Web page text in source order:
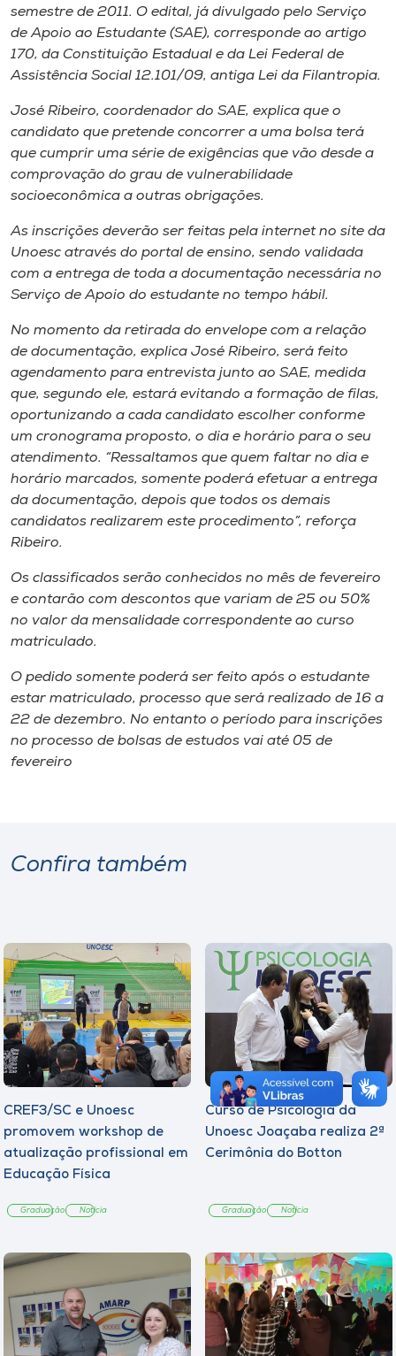
Biblioteca
Editora
Rádio
Museu
Unoesc
Store
Selecione
o idioma
A+
semestre de 2011. O edital, já divulgado pelo Serviço
de Apoio ao Estudante (SAE), corresponde ao artigo
170, da Constituição Estadual e da Lei Federal de
Assistência Social 12.101/09, antiga Lei da Filantropia.
José Ribeiro, coordenador do SAE, explica que o
candidato que pretende concorrer a uma bolsa terá
que cumprir uma série de exigências que vão desde a
comprovação do grau de vulnerabilidade
socioeconômica a outras obrigações.
As inscrições deverão ser feitas pela internet no site da
Unoesc através do portal de ensino, sendo validada
com a entrega de toda a documentação necessária no
Serviço de Apoio do estudante no tempo hábil.
No momento da retirada do envelope com a relação
de documentação, explica José Ribeiro, será feito
agendamento para entrevista junto ao SAE, medida
que, segundo ele, estará evitando a formação de filas,
oportunizando a cada candidato escolher conforme
um cronograma proposto, o dia e horário para o seu
atendimento. “Ressaltamos que quem faltar no dia e
horário marcados, somente poderá efetuar a entrega
da documentação, depois que todos os demais
candidatos realizarem este procedimento”, reforça
Ribeiro.
Os classificados serão conhecidos no mês de fevereiro
e contarão com descontos que variam de 25 ou 50%
no valor da mensalidade correspondente ao curso
matriculado.
O pedido somente poderá ser feito após o estudante
estar matriculado, processo que será realizado de 16 a
22 de dezembro. No entanto o período para inscrições
no processo de bolsas de estudos vai até 05 de
fevereiro
Confira também
CREF3/SC e Unoesc
promovem workshop de
atualização profissional em
Educação Física
Graduação Notícia
Curso de Psicologia da
Unoesc Joaçaba realiza 2ª
Cerimônia do Botton
Graduação Notícia